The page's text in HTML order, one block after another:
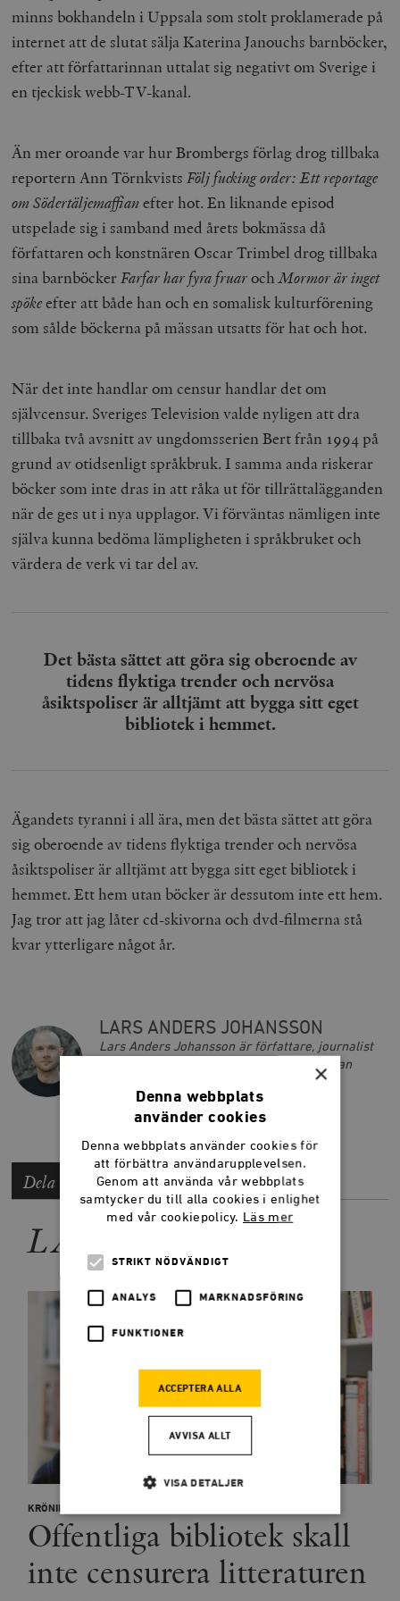
minns bokhandeln i Uppsala som stolt proklamerade på
internet att de slutat sälja Katerina Janouchs barnböcker,
efter att författarinnan uttalat sig negativt om Sverige i
en tjeckisk webb-TV-kanal.
Än mer oroande var hur Brombergs förlag drog tillbaka
reportern Ann TörnkvistsFölj fucking order: Ett reportage
om Södertäljemaffianefter hot. En liknande episod
utspelade sig i samband med årets bokmässa då
författaren och konstnären Oscar Trimbel drog tillbaka
sina barnböckerFarfar har fyra fruarochMormor är inget
spökeefter att både han och en somalisk kulturförening
som sålde böckerna på mässan utsatts för hat och hot.
När det inte handlar om censur handlar det om
självcensur. Sveriges Television valde nyligen att dra
tillbaka två avsnitt av ungdomsserienBertfrån 1994 på
grund av otidsenligt språkbruk. I samma anda riskerar
böcker som inte dras in att råka ut för tillrättalägganden
när de ges ut i nya upplagor. Vi förväntas nämligen inte
själva kunna bedöma lämpligheten i språkbruket och
värdera de verk vi tar del av.
Det bästa sättet att göra sig oberoende av
tidens flyktiga trender och nervösa
åsiktspoliser är alltjämt att bygga sitt eget
bibliotek i hemmet.
Ägandets tyranni i all ära, men det bästa sättet att göra
sig oberoende av tidens flyktiga trender och nervösa
åsiktspoliser är alltjämt att bygga sitt eget bibliotek i
hemmet. Ett hem utan böcker är dessutom inte ett hem.
Jag tror att jag låter cd-skivorna och dvd-filmerna stå
kvar ytterligare något år.
LARS ANDERS JOHANSSON
Lars Anders Johansson är författare, journalist
och tidigare chefredaktör på Smedjan. Han
Budoarstämning
Dela artikeln
LÄS MER
KRÖNIKOR
Offentliga bibliotek skall
inte censurera litteraturen
×
Denna webbplats
använder cookies
Denna webbplats använder cookies för
att förbättra användarupplevelsen.
Genom att använda vår webbplats
samtycker du till alla cookies i enlighet
med vår cookiepolicy. Läs mer
STRIKT NÖDVÄNDIGT
ANALYS MARKNADSFÖRING
FUNKTIONER
ACCEPTERA ALLA
AVVISA ALLT
VISA DETALJER
Strikt nödvändigt Analys
Marknadsföring Funktioner